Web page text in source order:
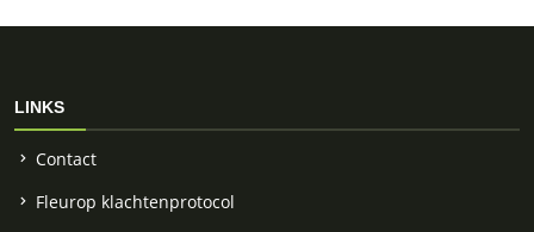
LINKS
Contact
Fleurop klachtenprotocol